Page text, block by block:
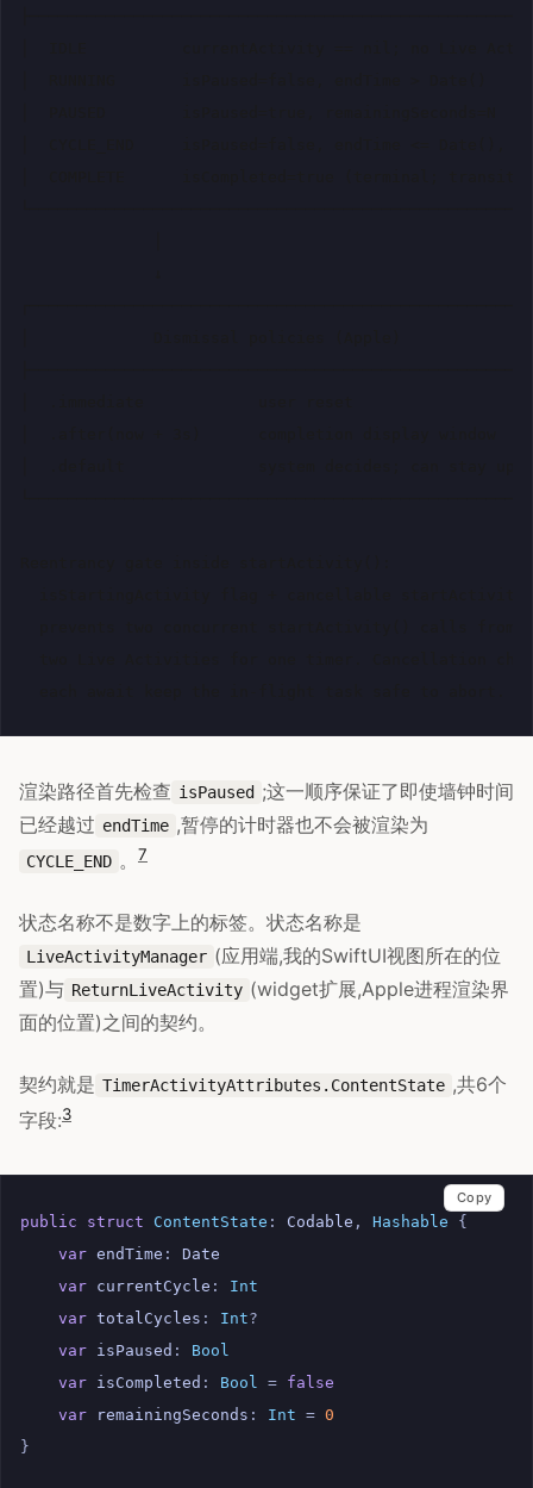
渲染路径首先检查 isPaused ;这一顺序保证了即使墙钟时间
已经越过 endTime ,暂停的计时器也不会被渲染为
CYCLE_END 。 7
状态名称不是数字上的标签。状态名称是
LiveActivityManager (应用端,我的SwiftUI视图所在的位
置)与 ReturnLiveActivity (widget扩展,Apple进程渲染界
面的位置)之间的契约。
契约就是 TimerActivityAttributes.ContentState ,共6个
字段:3
public struct ContentState : Codable , Hashable
{
var endTime :
Date
var currentCycle :
Int
var totalCycles : Int?
var isPaused :
Bool
var isCompleted : Bool = false
var
remainingSeconds : Int = 0
}
Copy